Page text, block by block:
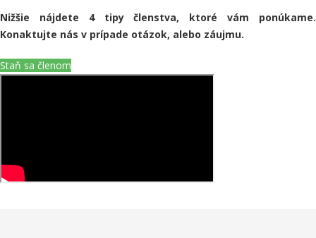
Nižšie nájdete 4 tipy členstva, ktoré vám ponúkame.
Konaktujte nás v prípade otázok, alebo záujmu.
Staň sa členom